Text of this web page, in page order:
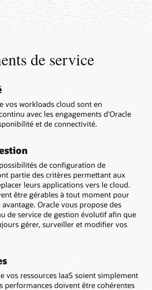
de service
vos workloads cloud sont en
avec les engagements d'Oracle
et de connectivité.
de configuration de
partie des critères permettant aux
leurs applications vers le cloud.
être gérables à tout moment pour
Oracle vous propose des
de service de gestion évolutif afin que
gérer, surveiller et modifier vos
vos ressources IaaS soient simplement
performances doivent être cohérentes